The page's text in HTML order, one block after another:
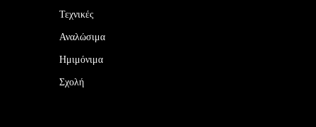
Τεχνικές
Αναλώσιμα
Ημιμόνιμα
Σχολή